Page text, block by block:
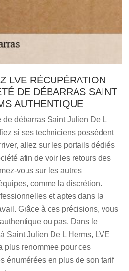
LVE RÉCUPÉRATION
DE DÉBARRAS SAINT
AUTHENTIQUE
de débarras Saint Julien De L
si ses techniciens possèdent
allez sur les portails dédiés
afin de voir les retours des
vous sur les autres
comme la discrétion.
et aptes dans la
Grâce à ces précisions, vous
ou pas. Dans le
Saint Julien De L Herms, LVE
plus renommée pour ces
énumérées en plus de son tarif